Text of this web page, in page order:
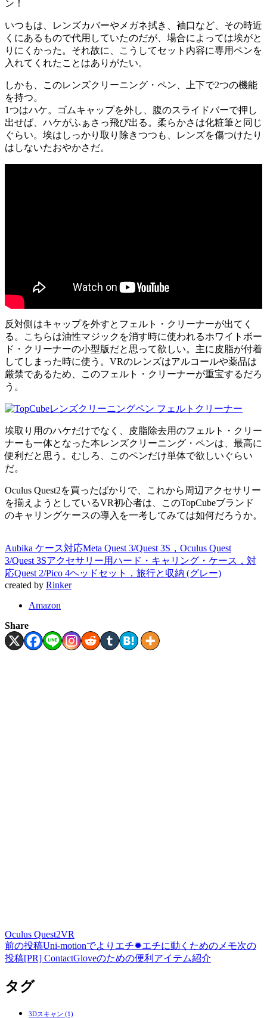
ン！
いつもは、レンズカバーやメガネ拭き、袖口など、その時近
くにあるもので代用していたのだが、場合によっては埃がと
りにくかった。それ故に、こうしてセット内容に専用ペンを
入れてくれたことはありがたい。
しかも、このレンズクリーニング・ペン、上下で2つの機能
を持つ。
1つはハケ。ゴムキャップを外し、腹のスライドバーで押し
出せば、ハケがふぁさっ飛び出る。柔らかさは化粧筆と同じ
ぐらい。埃はしっかり取り除きつつも、レンズを傷つけたり
はしないたおやかさだ。
反対側はキャップを外すとフェルト・クリーナーが出てく
る。こちらは油性マジックを消す時に使われるホワイトボー
ド・クリーナーの小型版だと思って欲しい。主に皮脂が付着
してしまった時に使う。VRのレンズはアルコールや薬品は
厳禁であるため、このフェルト・クリーナーが重宝するだろ
う。
埃取り用のハケだけでなく、皮脂除去用のフェルト・クリー
ナーも一体となった本レンズクリーニング・ペンは、最高に
便利だと思う。むしろ、このペンだけ単体で欲しいぐらい
だ。
Oculus Quest2を買ったばかりで、これから周辺アクセサリー
を揃えようとしているVR初心者は、このTopCubeブランド
のキャリングケースの導入を一考してみては如何だろうか。
Aubika ケース対応Meta Quest 3/Quest 3S，Oculus Quest
3/Quest 3Sアクセサリー用ハード・キャリング・ケース，対
応Quest 2/Pico 4ヘッドセット，旅行と収納 (グレー)
created by Rinker
Amazon
Share
Oculus Quest2VR
投
稿
ナ
前の投稿Uni-motionでよりエチ✹エチに動くためのメモ次の
投稿[PR] ContactGloveのための便利アイテム紹介
タグ
3Dスキャン (1)